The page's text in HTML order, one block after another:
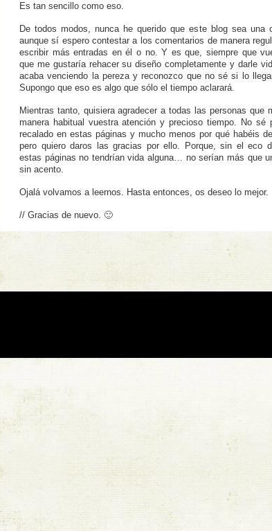
Es tan sencillo como eso.
De todos modos, nunca he querido que este blog sea una
aunque sí espero contestar a los comentarios de manera
escribir más entradas en él o no. Y es que, siempre que
que me gustarí­a rehacer su diseño completamente y darle
acaba venciendo la pereza y reconozco que no sé si lo
Supongo que eso es algo que sólo el tiempo aclarará.
Mientras tanto, quisiera agradecer a todas las personas que
manera habitual vuestra atención y precioso tiempo. No sé
recalado en estas páginas y mucho menos por qué habéis
pero quiero daros las gracias por ello. Porque, sin el eco
estas páginas no tendrían vida alguna… no serían más que
sin acento.
Ojalá volvamos a leernos. Hasta entonces, os deseo lo mejor.
// Gracias de nuevo. 🙂